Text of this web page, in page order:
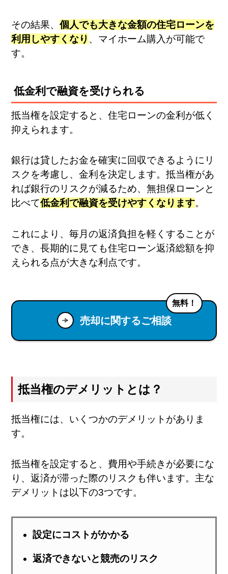
その結果、個人でも大きな金額の住宅ローンを
利用しやすくなり 、マイホーム購入が可能で
す。
低金利で融資を受けられる
抵当権を設定すると、住宅ローンの金利が低く
抑えられます。
銀行は貸したお金を確実に回収できるようにリ
スクを考慮し、金利を決定します。抵当権があ
れば銀行のリスクが減るため、無担保ローンと
比べて低金利で融資を受けやすくなります。
これにより、毎月の返済負担を軽くすることが
でき、長期的に見ても住宅ローン返済総額を抑
えられる点が大きな利点です。
売却に関するご相談
無料！
抵当権のデメリットとは？
抵当権には、いくつかのデメリットがありま
す。
抵当権を設定すると、費用や手続きが必要にな
り、返済が滞った際のリスクも伴います。主な
デメリットは以下の3つです。
設定にコストがかかる
返済できないと競売のリスク